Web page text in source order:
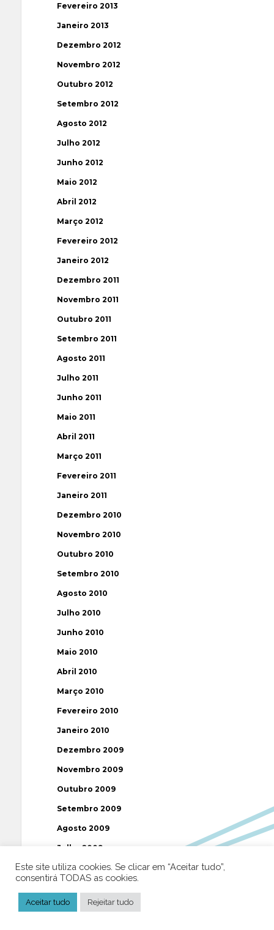
Fevereiro 2013
Janeiro 2013
Dezembro 2012
Novembro 2012
Outubro 2012
Setembro 2012
Agosto 2012
Julho 2012
Junho 2012
Maio 2012
Abril 2012
Março 2012
Fevereiro 2012
Janeiro 2012
Dezembro 2011
Novembro 2011
Outubro 2011
Setembro 2011
Agosto 2011
Julho 2011
Junho 2011
Maio 2011
Abril 2011
Março 2011
Fevereiro 2011
Janeiro 2011
Dezembro 2010
Novembro 2010
Outubro 2010
Setembro 2010
Agosto 2010
Julho 2010
Junho 2010
Maio 2010
Abril 2010
Março 2010
Fevereiro 2010
Janeiro 2010
Dezembro 2009
Novembro 2009
Outubro 2009
Setembro 2009
Agosto 2009
Julho 2009
Junho 2009
Abril 2009
Este site utiliza cookies. Se clicar em “Aceitar tudo”,
consentirá TODAS as cookies.
Aceitar tudo Rejeitar tudo